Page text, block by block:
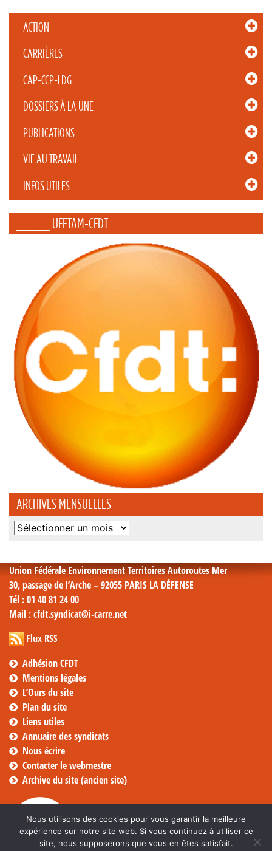
ACTION
CARRIÈRES
CAP-CCP-LDG
DOSSIERS À LA UNE
PUBLICATIONS
VIE AU TRAVAIL
INFOS UTILES
_____ UFETAM-CFDT
ARCHIVES MENSUELLES
Archives
Union Fédérale Environnement Territoires Autoroutes Mer
30, passage de l’Arche – 92055 PARIS LA DÉFENSE
Tél : 01 40 81 24 00
Mail : cfdt.syndicat@i-carre.net
Flux RSS
Adhésion CFDT
Mentions légales
L’Ours du site
Plan du site
Liens utiles
Annuaire des syndicats
Nous écrire
Contacter le webmestre
Archive du site (ancien site)
Nous utilisons des cookies pour vous garantir la meilleure
expérience sur notre site web. Si vous continuez à utiliser ce
site, nous supposerons que vous en êtes satisfait.